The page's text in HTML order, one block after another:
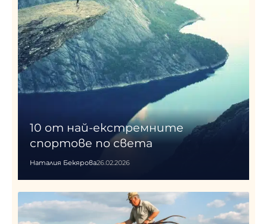
10 от най-екстремните
спортове по света
Наталия Бекярова26.02.2026